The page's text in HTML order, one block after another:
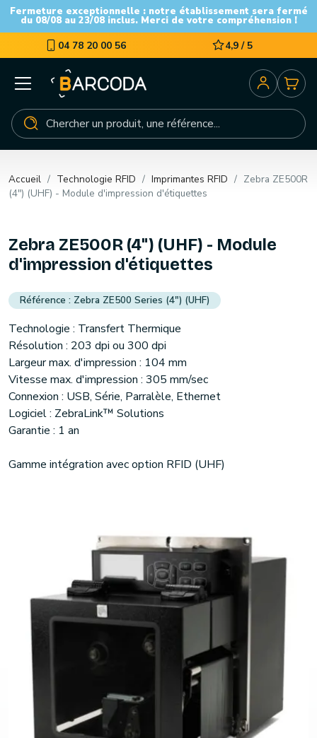
Fermeture exceptionnelle : notre établissement sera fermé
du 08/08 au 23/08 inclus. Merci de votre compréhension !
04 78 20 00 56 4,9 / 5
Accueil Technologie RFID Imprimantes RFID
Zebra ZE500R
(4") (UHF) - Module d'impression d'étiquettes
Zebra ZE500R (4") (UHF) - Module
d'impression d'étiquettes
Zebra ZE500 Series (4") (UHF)
Technologie : Transfert Thermique
Résolution : 203 dpi ou 300 dpi
Largeur max. d'impression : 104 mm
Vitesse max. d'impression : 305 mm/sec
Connexion : USB, Série, Parralèle, Ethernet
Logiciel : ZebraLink™ Solutions
Garantie : 1 an
Gamme intégration avec option RFID (UHF)